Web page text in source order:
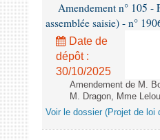
Amendement n° 105
assemblée saisie) - n°
Date de
dépôt :
30/10/2025
Amendement de M.
M. Dragon, Mme
Voir le dossier (Projet de loi